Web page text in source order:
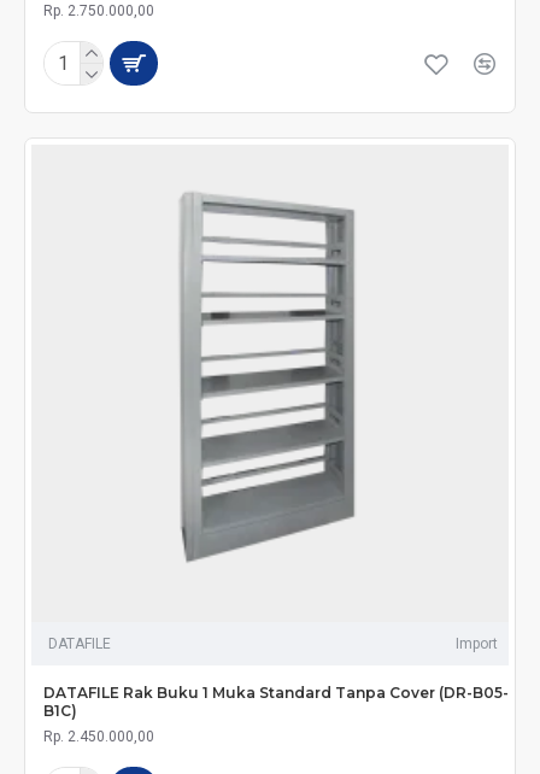
Rp. 2.750.000,00
DATAFILE Import
DATAFILE Rak Buku 1 Muka Standard Tanpa Cover (DR-B05-
B1C)
Rp. 2.450.000,00